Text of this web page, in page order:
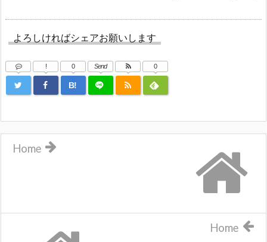
よろしければシェアお願いします
!
B!
0 Send 0
Home
Home